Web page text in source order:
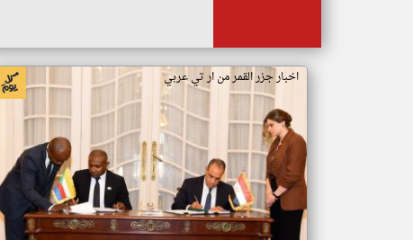
اخبار جزر القمر من ار تي عربي